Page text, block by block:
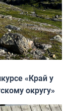
«Край у
округу»